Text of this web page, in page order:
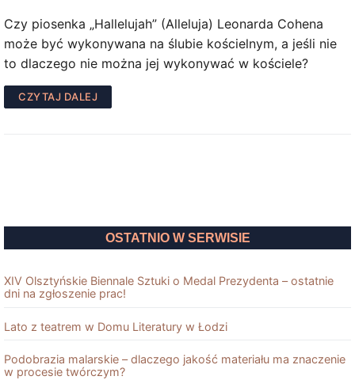
Czy piosenka „Hallelujah” (Alleluja) Leonarda Cohena
może być wykonywana na ślubie kościelnym, a jeśli nie
to dlaczego nie można jej wykonywać w kościele?
CZYTAJ DALEJ
OSTATNIO W SERWISIE
XIV Olsztyńskie Biennale Sztuki o Medal Prezydenta – ostatnie
dni na zgłoszenie prac!
Lato z teatrem w Domu Literatury w Łodzi
Podobrazia malarskie – dlaczego jakość materiału ma znaczenie
w procesie twórczym?